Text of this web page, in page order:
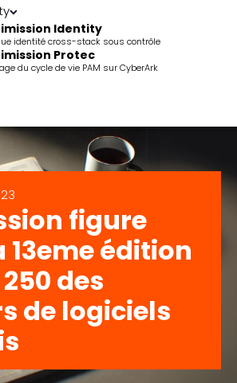
Identity
identité cross-stack sous contrôle
Protec
du cycle de vie PAM sur CyberArk
figure
13eme édition
des
de logiciels